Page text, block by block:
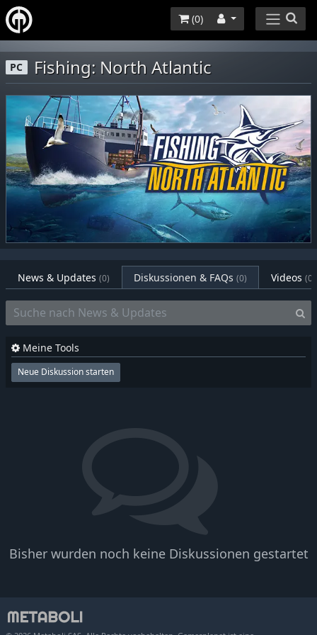
(0)
PC Fishing: North Atlantic
News & Updates (0) Diskussionen & FAQs (0) Videos (0)
Bisher wurden noch keine Diskussionen gestartet
Meine Tools
Neue Diskussion starten